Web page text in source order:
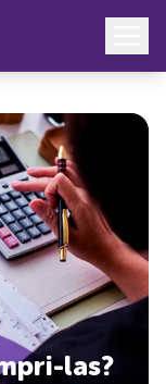
las?